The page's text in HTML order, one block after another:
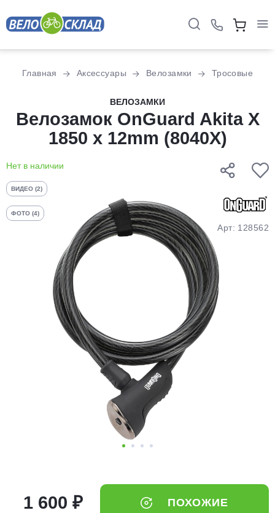
Главная Аксессуары Велозамки Тросовые
ВЕЛОЗАМКИ
Велозамок OnGuard Akita X
1850 x 12mm (8040X)
Нет в наличии
ВИДЕО (2)
ФОТО (4)
Арт: 128562
1 600 ₽ ПОХОЖИЕ
оплатуна части
без переплат
График платежей
Добавляйте товары
в корзину
Оплачивайте сегодня только
% картой любого банка
Получайте товар
выбранный способом
каждые 2 недели